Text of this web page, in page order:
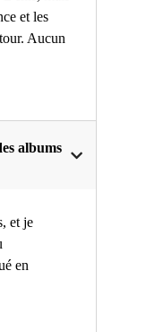
et les
Aucun
albums
et je
en